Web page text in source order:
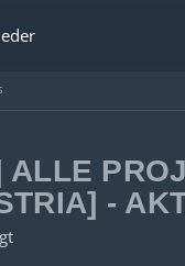
ALLE
-